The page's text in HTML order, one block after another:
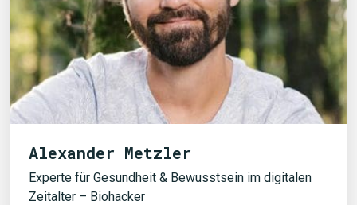
Alexander Metzler
Experte für Gesundheit & Bewusstsein im digitalen
Zeitalter – Biohacker